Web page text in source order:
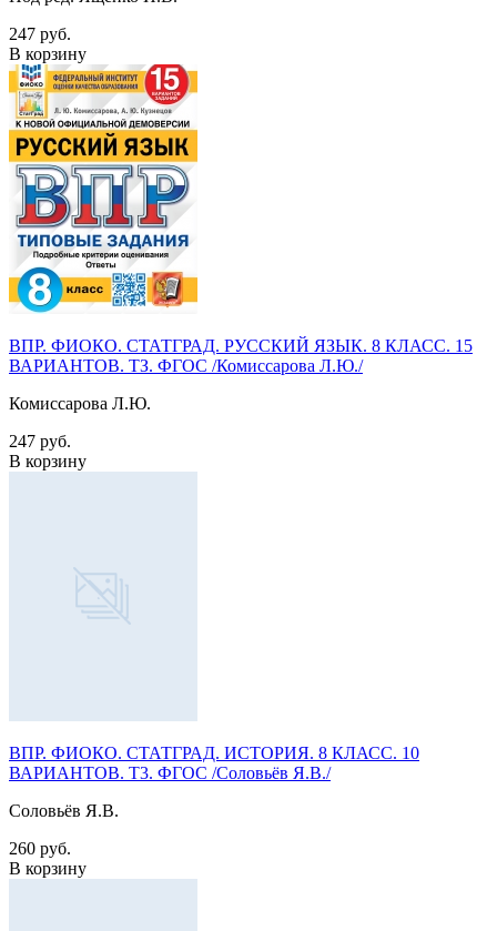
247 руб.
В корзину
ВПР. ФИОКО. СТАТГРАД. РУССКИЙ ЯЗЫК. 8 КЛАСС. 15
ВАРИАНТОВ. ТЗ. ФГОС /Комиссарова Л.Ю./
Комиссарова Л.Ю.
247 руб.
В корзину
ВПР. ФИОКО. СТАТГРАД. ИСТОРИЯ. 8 КЛАСС. 10
ВАРИАНТОВ. Т3. ФГОС /Соловьёв Я.В./
Соловьёв Я.В.
260 руб.
В корзину